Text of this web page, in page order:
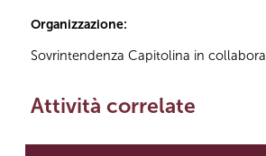
Organizzazione:
Sovrintendenza Capitolina in
Attività correlate